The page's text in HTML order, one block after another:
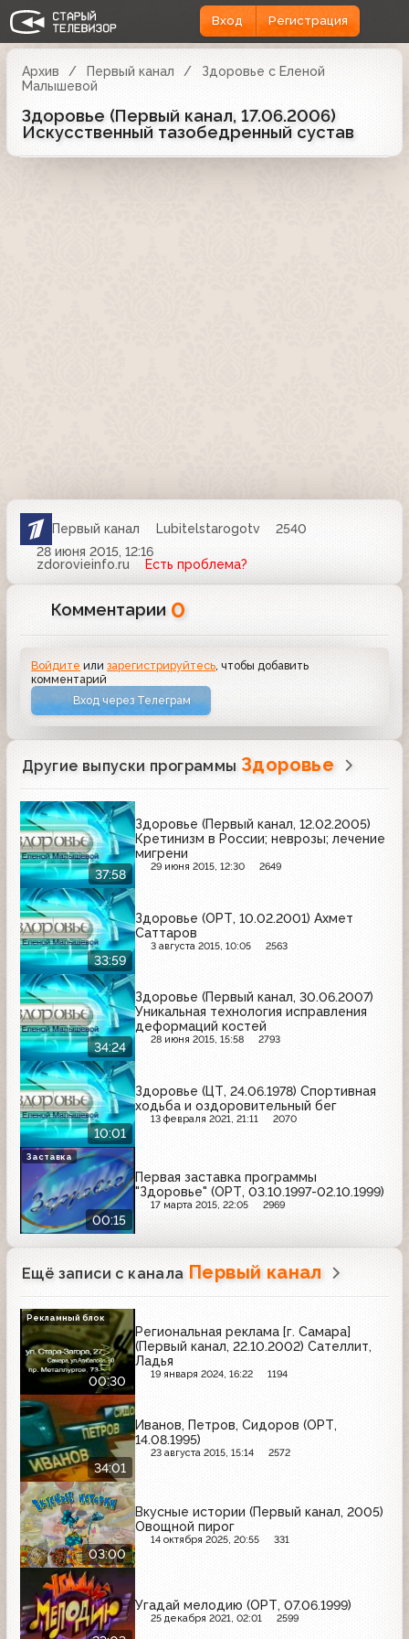
Вход Регистрация
Архив Первый канал
Здоровье с Еленой
Малышевой
Здоровье (Первый канал, 17.06.2006)
Искусственный тазобедренный сустав
Первый канал Lubitelstarogotv
2540
28 июня 2015, 12:16
zdorovieinfo.ru
Есть проблема?
Комментарии 0
Войдите илизарегистрируйтесь , чтобы добавить
комментарий
Вход через Телеграм
Другие выпуски программы Здоровье
37:58
Здоровье (Первый канал, 12.02.2005)
Кретинизм в России; неврозы; лечение
мигрени
29 июня 2015, 12:30 2649
33:59
Здоровье (ОРТ, 10.02.2001) Ахмет
Саттаров
3 августа 2015, 10:05 2563
34:24
Здоровье (Первый канал, 30.06.2007)
Уникальная технология исправления
деформаций костей
28 июня 2015, 15:58 2793
10:01
Здоровье (ЦТ, 24.06.1978) Спортивная
ходьба и оздоровительный бег
13 февраля 2021, 21:11 2070
00:15
Первая заставка программы
"Здоровье" (ОРТ, 03.10.1997-02.10.1999)
17 марта 2015, 22:05 2969
Заставка
Ещё записи с канала Первый канал
00:30
Региональная реклама [г. Самара]
(Первый канал, 22.10.2002) Сателлит,
Ладья
19 января 2024, 16:22 1194
Рекламный блок
34:01
Иванов, Петров, Сидоров (ОРТ,
14.08.1995)
23 августа 2015, 15:14 2572
03:00
Вкусные истории (Первый канал, 2005)
Овощной пирог
14 октября 2025, 20:55 331
Угадай мелодию (ОРТ, 07.06.1999)
25 декабря 2021, 02:01 2599